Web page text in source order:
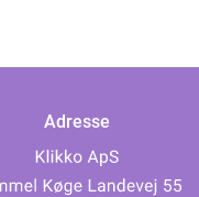
Adresse